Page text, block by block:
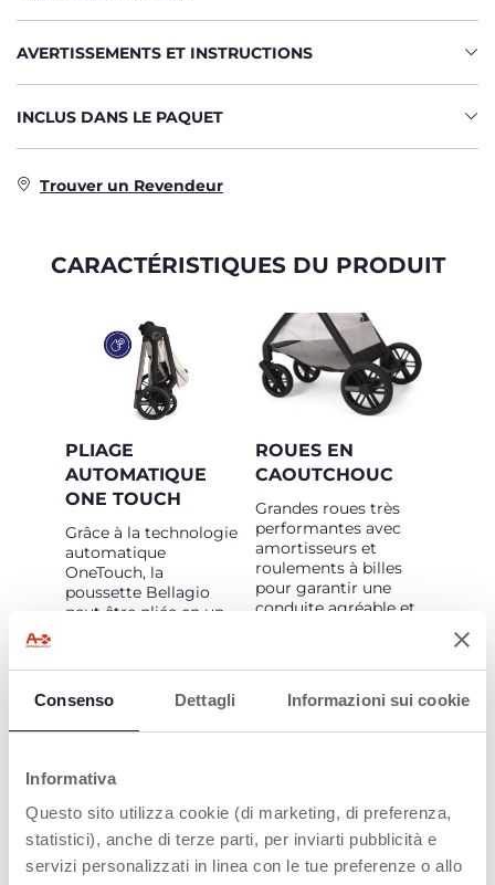
Consenso Dettagli Informazioni sui cookie
Informativa
Questo sito utilizza cookie (di marketing, di preferenza,
statistici), anche di terze parti, per inviarti pubblicità e
servizi personalizzati in linea con le tue preferenze o allo
AVERTISSEMENTS ET INSTRUCTIONS
INCLUS DANS LE PAQUET
Trouver un Revendeur
CARACTÉRISTIQUES DU PRODUIT
PLIAGE
AUTOMATIQUE
ONE TOUCH
Grâce à la technologie
automatique
OneTouch, la
poussette Bellagio
peut être pliée en un
siège et la poussette
se plie d'elle-même !
Une fois pliée, la
poussette tient
dispose d'une poignée
de transport pratique.
ROUES EN
CAOUTCHOUC
Grandes roues très
performantes avec
amortisseurs et
roulements à billes
pour garantir une
conduite agréable et
terrains. Les
sont également
présents sur le
fluide.